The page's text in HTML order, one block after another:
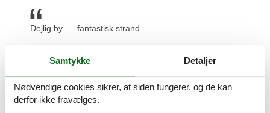
Dejlig by .... fantastisk strand.
Skøn natur og havet som nabo.
Prisgaranti og kundeservice
Samtykke Detaljer
Nødvendige cookies sikrer, at siden fungerer, og de kan
derfor ikke fravælges.